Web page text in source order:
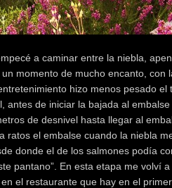
a caminar entre la niebla,
momento de mucho encanto, con
hizo menos pesado el
antes de iniciar la bajada al
de desnivel hasta llegar al
ratos el embalse cuando la niebla
donde el de los salmones podía
pantano”. En esta etapa me volví
el restaurante que hay en el